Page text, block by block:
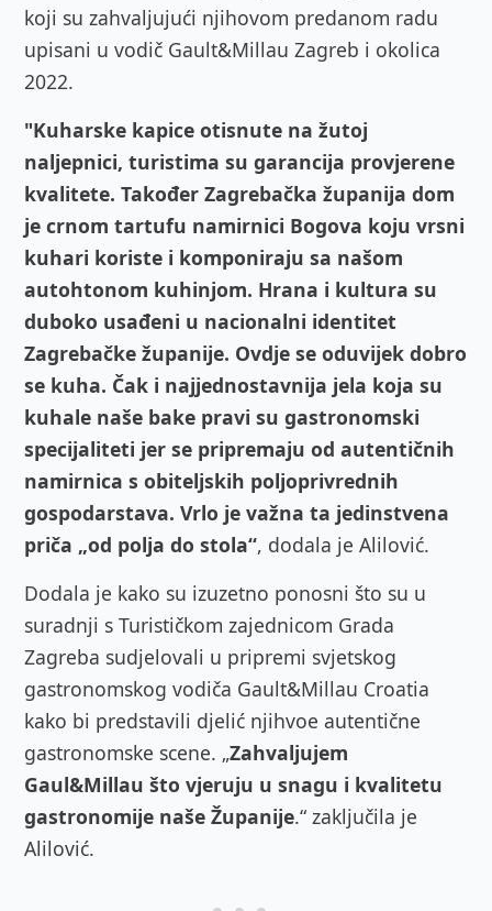
koji su zahvaljujući njihovom predanom radu
upisani u vodič Gault&Millau Zagreb i okolica
2022.
"Kuharske kapice otisnute na žutoj
naljepnici, turistima su garancija provjerene
kvalitete. Također Zagrebačka županija dom
je crnom tartufu namirnici Bogova koju vrsni
kuhari koriste i komponiraju sa našom
autohtonom kuhinjom. Hrana i kultura su
duboko usađeni u nacionalni identitet
Zagrebačke županije. Ovdje se oduvijek dobro
se kuha. Čak i najjednostavnija jela koja su
kuhale naše bake pravi su gastronomski
specijaliteti jer se pripremaju od autentičnih
namirnica s obiteljskih poljoprivrednih
gospodarstava. Vrlo je važna ta jedinstvena
priča „od polja do stola“, dodala je Alilović.
Dodala je kako su izuzetno ponosni što su u
suradnji s Turističkom zajednicom Grada
Zagreba sudjelovali u pripremi svjetskog
gastronomskog vodiča Gault&Millau Croatia
kako bi predstavili djelić njihvoe autentične
gastronomske scene. „Zahvaljujem
Gaul&Millau što vjeruju u snagu i kvalitetu
gastronomije naše Županije.“ zaključila je
Alilović.